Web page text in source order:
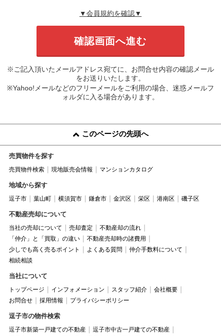
▼会員規約を確認▼
※ご記入頂いたメールアドレス宛てに、お問合せ内容の確認メール
をお送りいたします。
※Yahoo!メールなどのフリーメールをご利用の場合、迷惑メールフ
ォルダに入る場合があります。
このページの先頭へ
売買物件を探す
売買物件検索 現地販売会情報 マンションカタログ
地域から探す
逗子市 葉山町 横須賀市 鎌倉市 金沢区 栄区 港南区 磯子区
不動産売却について
当社の売却について 売却査定
不動産却の流れ
「仲介」と「買取」の違い
不動産売却時の諸費用
少しでも高く売るポイント
よくある質問
仲介手数料について
相続相談
当社について
トップページ インフォメーション スタッフ紹介
会社概要
お問合せ
採用情報 プライバシーポリシー
逗子市の物件検索
逗子市新築一戸建ての不動産
逗子市中古一戸建ての不動産